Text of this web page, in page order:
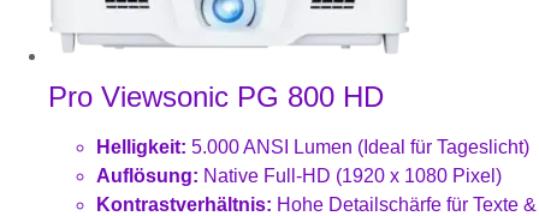
Pro Viewsonic PG 800 HD
Helligkeit: 5.000 ANSI Lumen (Ideal für Tageslicht)
Auflösung: Native Full-HD (1920 x 1080 Pixel)
Kontrastverhältnis: Hohe Detailschärfe für Texte &